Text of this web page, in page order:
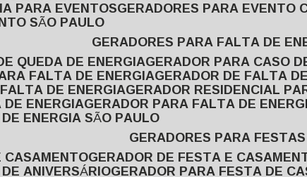
PARA EVENTOS GERADORES PARA EVENTO
SÃO PAULO
GERADORES PARA FALTA DE
QUEDA DE ENERGIA GERADOR PARA CASO
FALTA DE ENERGIA GERADOR DE FALTA
DE ENERGIA GERADOR RESIDENCIAL
DE ENERGIA GERADOR PARA FALTA DE
ENERGIA SÃO PAULO
GERADORES PARA FESTAS
CASAMENTO GERADOR DE FESTA E
ANIVERSÁRIO GERADOR PARA FESTA DE